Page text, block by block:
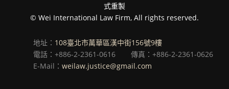
式重製
© Wei International Law Firm, All rights reserved.
地址： 108臺北市萬華區漢中街156號9樓
電話：+886-2-2361-0616
傳真：+886-2-2361-0626
E-Mail： weilaw.justice@gmail.com